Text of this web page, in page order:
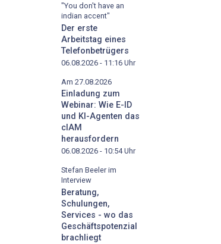
"You don't have an
indian accent"
Der erste
Arbeitstag eines
Telefonbetrügers
06.08.2026 - 11:16 Uhr
Am 27.08.2026
Einladung zum
Webinar: Wie E-ID
und KI-Agenten das
cIAM
herausfordern
06.08.2026 - 10:54Uhr
Stefan Beeler im
Interview
Beratung,
Schulungen,
Services - wo das
Geschäftspotenzial
brachliegt